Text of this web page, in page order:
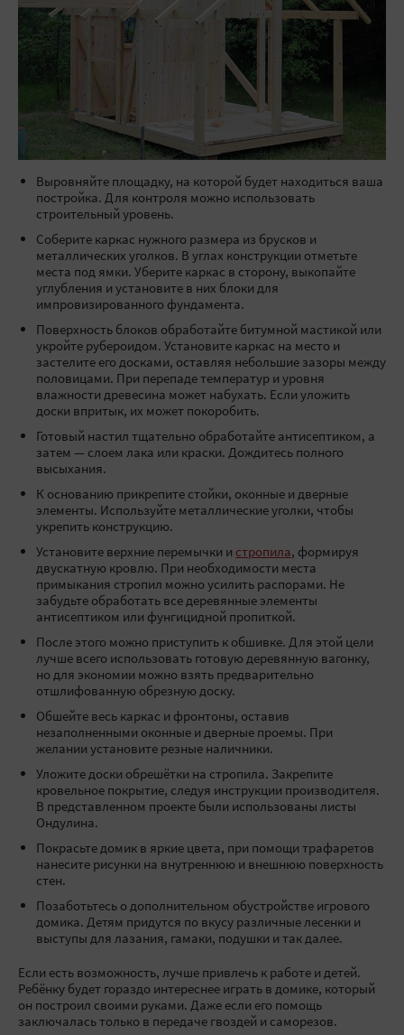
Выровняйте площадку, на которой будет находиться ваша
постройка. Для контроля можно использовать
строительный уровень.
Соберите каркас нужного размера из брусков и
металлических уголков. В углах конструкции отметьте
места под ямки. Уберите каркас в сторону, выкопайте
углубления и установите в них блоки для
импровизированного фундамента.
Поверхность блоков обработайте битумной мастикой или
укройте рубероидом. Установите каркас на место и
застелите его досками, оставляя небольшие зазоры между
половицами. При перепаде температур и уровня
влажности древесина может набухать. Если уложить
доски впритык, их может покоробить.
Готовый настил тщательно обработайте антисептиком, а
затем — слоем лака или краски. Дождитесь полного
высыхания.
К основанию прикрепите стойки, оконные и дверные
элементы. Используйте металлические уголки, чтобы
укрепить конструкцию.
Установите верхние перемычки и стропила, формируя
двускатную кровлю. При необходимости места
примыкания стропил можно усилить распорами. Не
забудьте обработать все деревянные элементы
антисептиком или фунгицидной пропиткой.
После этого можно приступить к обшивке. Для этой цели
лучше всего использовать готовую деревянную вагонку,
но для экономии можно взять предварительно
отшлифованную обрезную доску.
Обшейте весь каркас и фронтоны, оставив
незаполненными оконные и дверные проемы. При
желании установите резные наличники.
Уложите доски обрешётки на стропила. Закрепите
кровельное покрытие, следуя инструкции производителя.
В представленном проекте были использованы листы
Ондулина.
Покрасьте домик в яркие цвета, при помощи трафаретов
нанесите рисунки на внутреннюю и внешнюю поверхность
стен.
Позаботьтесь о дополнительном обустройстве игрового
домика. Детям придутся по вкусу различные лесенки и
выступы для лазания, гамаки, подушки и так далее.
Если есть возможность, лучше привлечь к работе и детей.
Ребёнку будет гораздо интереснее играть в домике, который
он построил своими руками. Даже если его помощь
заключалась только в передаче гвоздей и саморезов.